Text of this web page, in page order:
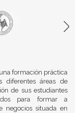
formación práctica
diferentes áreas de
de sus estudiantes
para formar a
negocios situada en